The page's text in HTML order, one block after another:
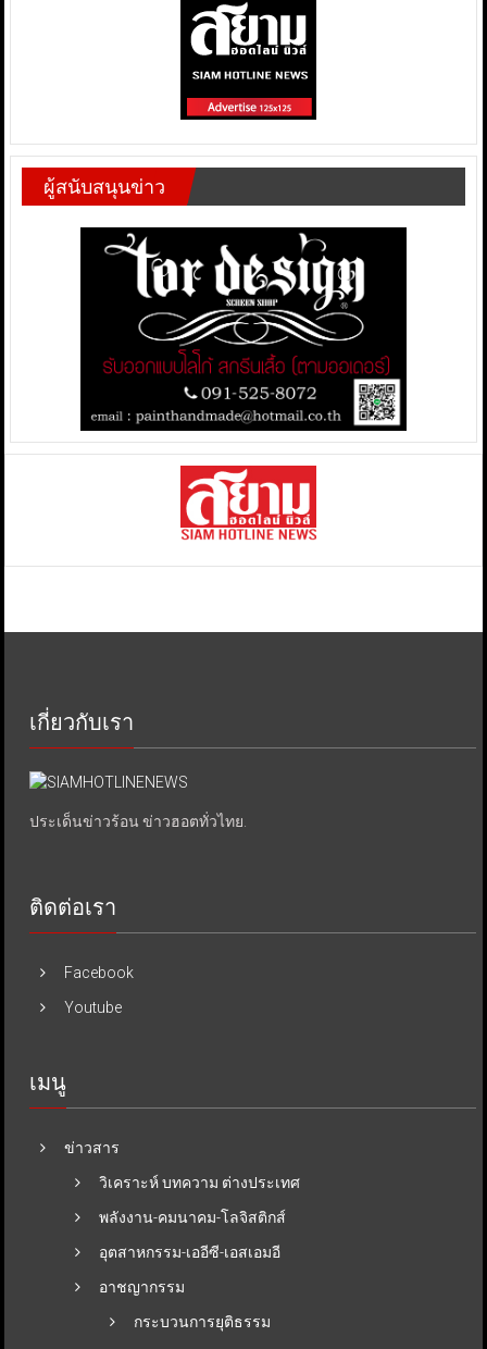
ผู้สนับสนุนข่าว
เกี่ยวกับเรา
ประเด็นข่าวร้อน ข่าวฮอตทั่วไทย.
ติดต่อเรา
Facebook
Youtube
เมนู
ข่าวสาร
วิเคราะห์ บทความ ต่างประเทศ
พลังงาน-คมนาคม-โลจิสติกส์
อุตสาหกรรม-เออีซี-เอสเอมอี
อาชญากรรม
กระบวนการยุติธรรม